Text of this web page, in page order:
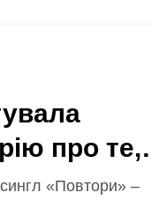
про те,
стало«Повтори» –